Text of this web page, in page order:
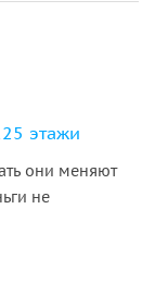
этажи
они меняют
не